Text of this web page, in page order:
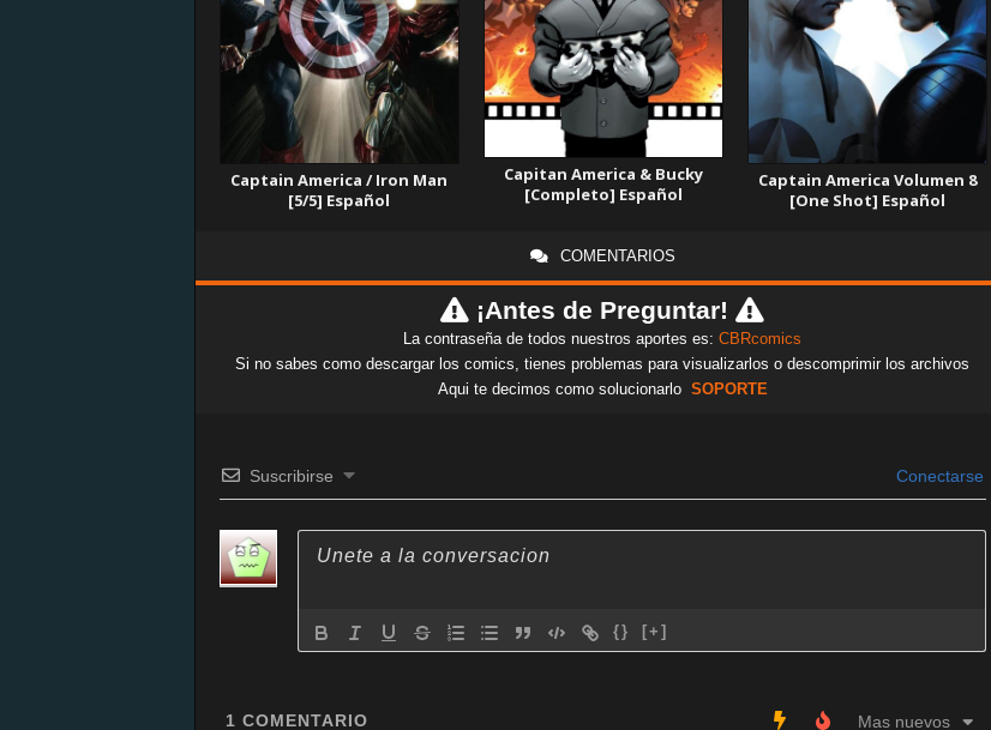
Captain America / Iron Man
[5/5] Español
Capitan America & Bucky
[Completo] Español
Captain America Volumen 8
[One Shot] Español
COMENTARIOS
¡Antes de Preguntar!
La contraseña de todos nuestros aportes es: CBRcomics
Si no sabes como descargar los comics, tienes problemas para visualizarlos o descomprimir los archivos
Aqui te decimos como solucionarlo SOPORTE
Suscribirse Conectarse
{} [+]
1 COMENTARIO Mas nuevos